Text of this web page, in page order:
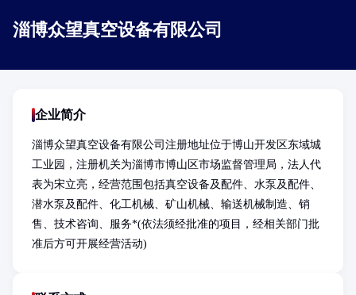
淄博众望真空设备有限公司
企业简介
淄博众望真空设备有限公司注册地址位于博山开发区东域城
工业园，注册机关为淄博市博山区市场监督管理局，法人代
表为宋立亮，经营范围包括真空设备及配件、水泵及配件、
潜水泵及配件、化工机械、矿山机械、输送机械制造、销
售、技术咨询、服务*(依法须经批准的项目，经相关部门批
准后方可开展经营活动)